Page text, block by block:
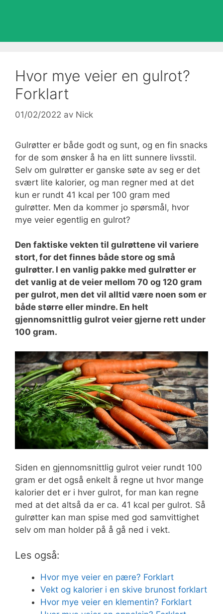
Hvor mye veier en gulrot?
Forklart
01/02/2022 av Nick
Gulrøtter er både godt og sunt, og en fin snacks
for de som ønsker å ha en litt sunnere livsstil.
Selv om gulrøtter er ganske søte av seg er det
svært lite kalorier, og man regner med at det
kun er rundt 41 kcal per 100 gram med
gulrøtter. Men da kommer jo spørsmål, hvor
mye veier egentlig en gulrot?
Den faktiske vekten til gulrøttene vil variere
stort, for det finnes både store og små
gulrøtter. I en vanlig pakke med gulrøtter er
det vanlig at de veier mellom 70 og 120 gram
per gulrot, men det vil alltid være noen som er
både større eller mindre. En helt
gjennomsnittlig gulrot veier gjerne rett under
100 gram.
Siden en gjennomsnittlig gulrot veier rundt 100
gram er det også enkelt å regne ut hvor mange
kalorier det er i hver gulrot, for man kan regne
med at det altså da er ca. 41 kcal per gulrot. Så
gulrøtter kan man spise med god samvittighet
selv om man holder på å gå ned i vekt.
Les også:
Hvor mye veier en pære? Forklart
Vekt og kalorier i en skive brunost forklart
Hvor mye veier en klementin? Forklart